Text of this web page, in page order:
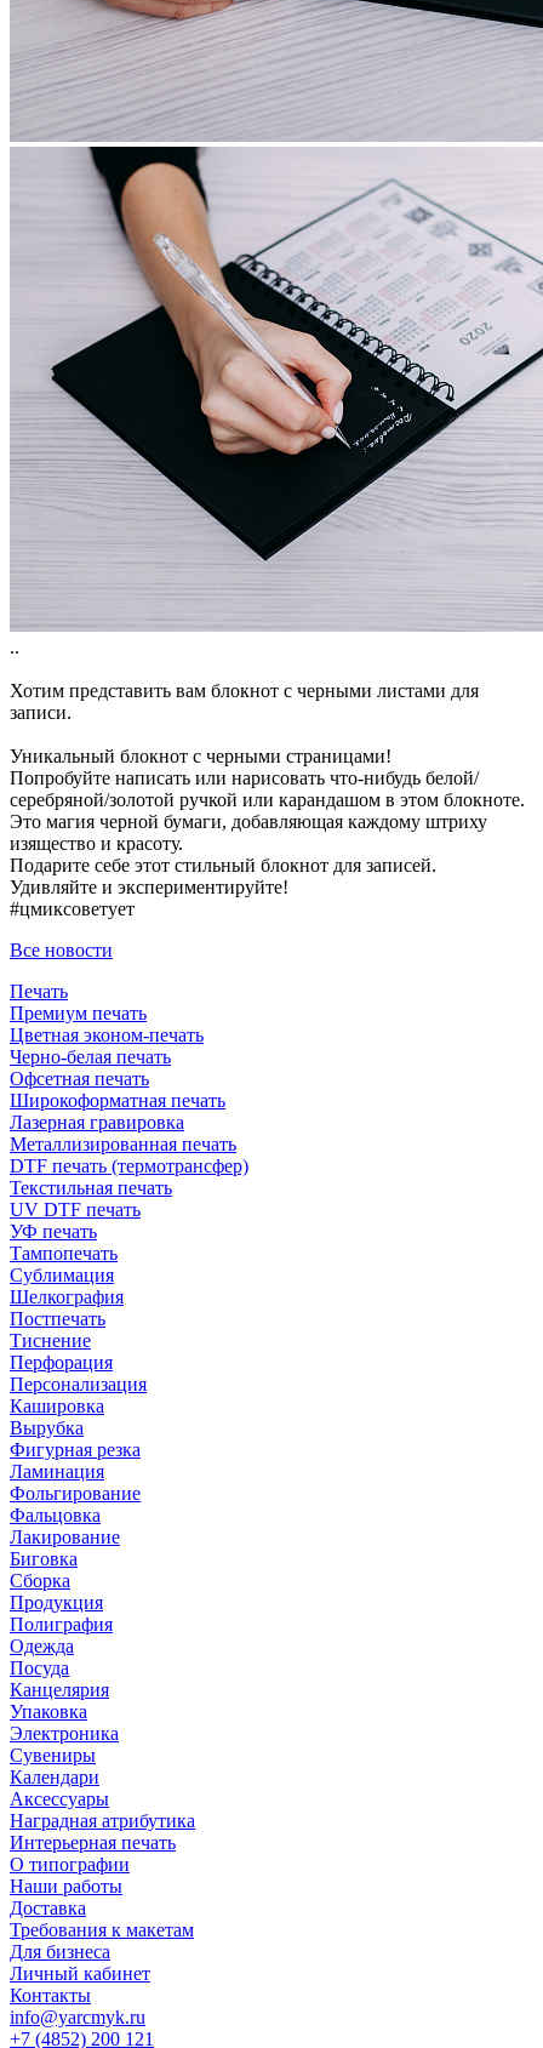
..
Хотим представить вам блокнот с черными листами для
записи.
Уникальный блокнот с черными страницами!
Попробуйте написать или нарисовать что-нибудь белой/
серебряной/золотой ручкой или карандашом в этом блокноте.
Это магия черной бумаги, добавляющая каждому штриху
изящество и красоту.
Подарите себе этот стильный блокнот для записей.
Удивляйте и экспериментируйте!
#цмиксоветует
Все новости
Печать
Премиум печать
Цветная эконом-печать
Черно-белая печать
Офсетная печать
Широкоформатная печать
Лазерная гравировка
Металлизированная печать
DTF печать (термотрансфер)
Текстильная печать
UV DTF печать
УФ печать
Тампопечать
Сублимация
Шелкография
Постпечать
Тиснение
Перфорация
Персонализация
Кашировка
Вырубка
Фигурная резка
Ламинация
Фольгирование
Фальцовка
Лакирование
Биговка
Сборка
Продукция
Полиграфия
Одежда
Посуда
Канцелярия
Упаковка
Электроника
Сувениры
Календари
Аксессуары
Наградная атрибутика
Интерьерная печать
О типографии
Наши работы
Доставка
Требования к макетам
Для бизнеса
Личный кабинет
Контакты
info@yarcmyk.ru
+7 (4852) 200 121